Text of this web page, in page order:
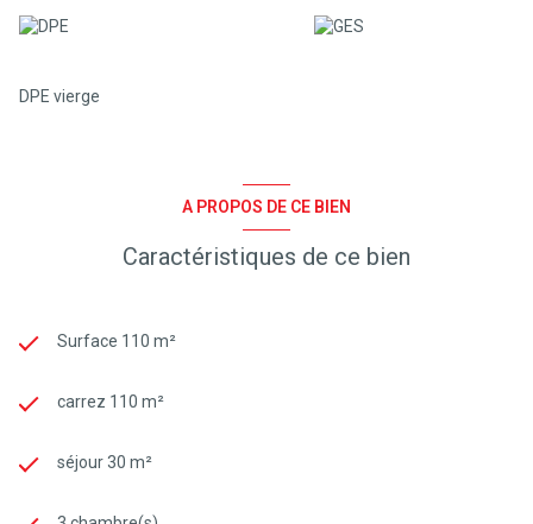
DPE vierge
A PROPOS DE CE BIEN
Caractéristiques de ce bien
Surface 110 m²
carrez 110 m²
séjour 30 m²